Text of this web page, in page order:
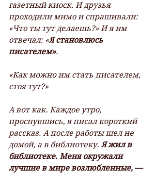
газетный киоск. И друзья
проходили мимо и спрашивали:
«Что ты тут делаешь?» И я им
отвечал: «Я становлюсь
писателем».
«Как можно им стать писателем,
стоя тут?»
А вот как. Каждое утро,
проснувшись, я писал короткий
рассказ. А после работы шел не
домой, а в библиотеку. Я жил в
библиотеке. Меня окружали
лучшие в мире возлюбленные, —